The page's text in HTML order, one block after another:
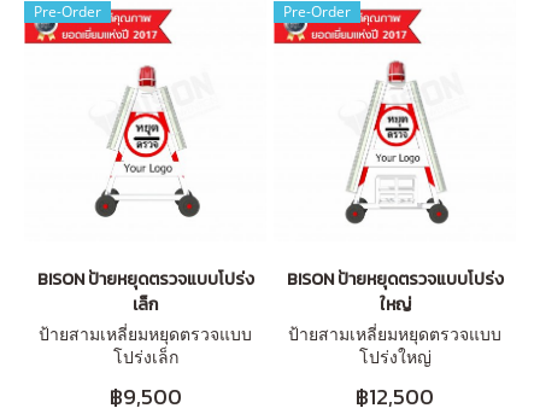
Pre-Order
BISON ป้ายหยุดตรวจแบบโปร่ง
เล็ก
ป้ายสามเหลี่ยมหยุดตรวจแบบ
โปร่งเล็ก
฿9,500
Pre-Order
BISON ป้ายหยุดตรวจแบบโปร่ง
ใหญ่
ป้ายสามเหลี่ยมหยุดตรวจแบบ
โปร่งใหญ่
฿12,500